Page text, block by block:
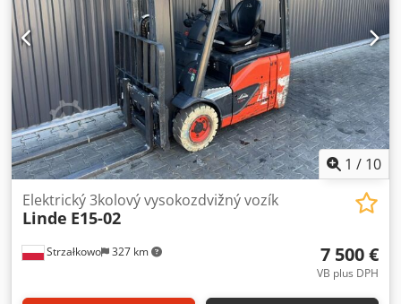
1 / 10
Strzałkowo 327 km
Elektrický 3kolový vysokozdvižný vozík
Linde E15-02
7 500 €
VB plus DPH